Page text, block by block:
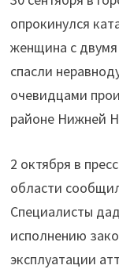
опрокидывания
катамарана
с
людьми
в
Иркутске"
опрокинулся
женщина с
спасли
очевидцами
районе Нижней
2 октября в
области
Специалисты
исполнению
эксплуатации